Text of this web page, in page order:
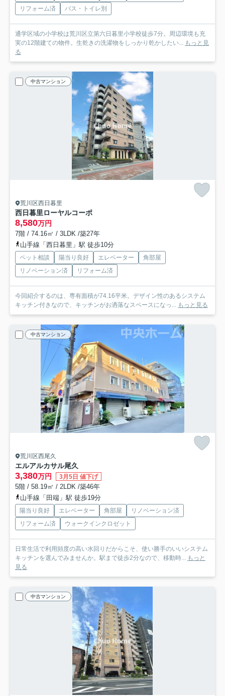
リフォーム済
バス・トイレ別
通学区域の小学校は荒川区立第六日暮里小学校徒歩7分。周辺環境も充
実の12階建ての物件。生乾きの洗濯物をしっかり乾かしたい... もっと見
る
中古マンション
荒川区西日暮里
西日暮里ローヤルコーポ
8,580万円
7階 / 74.16㎡ / 3LDK /築27年
山手線「西日暮里」駅 徒歩10分
ペット相談 陽当り良好 エレベーター
角部屋
リノベーション済
リフォーム済
今回紹介するのは、専有面積が74.16平米。デザイン性のあるシステム
キッチン付きなので、キッチンがお洒落なスペースになっ... もっと見る
中古マンション
荒川区西尾久
エルアルカサル尾久
3,380万円 3月5日 値下げ
5階 / 58.19㎡ / 2LDK /築46年
山手線「田端」駅 徒歩19分
陽当り良好 エレベーター 角部屋
リノベーション済
リフォーム済
ウォークインクロゼット
日常生活で利用頻度の高い水回りだからこそ、使い勝手のいいシステム
キッチンを選んでみませんか。駅まで徒歩2分なので、移動時... もっと
見る
中古マンション